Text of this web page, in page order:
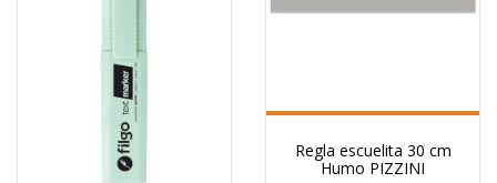
Regla escuelita 30 cm
Humo PIZZINI